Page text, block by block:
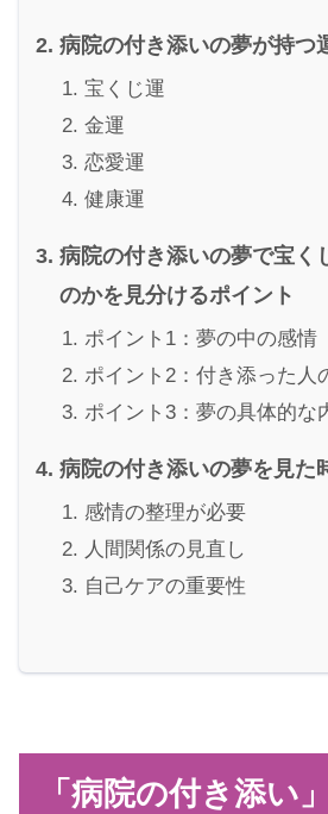
病院の付き添いの夢が持つ
宝くじ運
金運
恋愛運
健康運
病院の付き添いの夢で宝く
のかを見分けるポイント
ポイント1：夢の中の感情
ポイント2：付き添った人
ポイント3：夢の具体的な
病院の付き添いの夢を見た
感情の整理が必要
人間関係の見直し
自己ケアの重要性
「病院の付き添い